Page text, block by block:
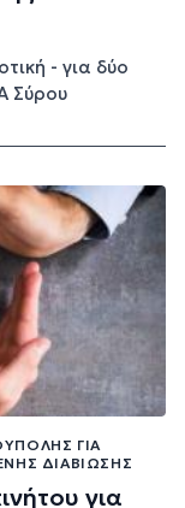
- για δύο
Σύρου
ΓΙΑ
ΔΙΑΒΊΩΣΗΣ
για